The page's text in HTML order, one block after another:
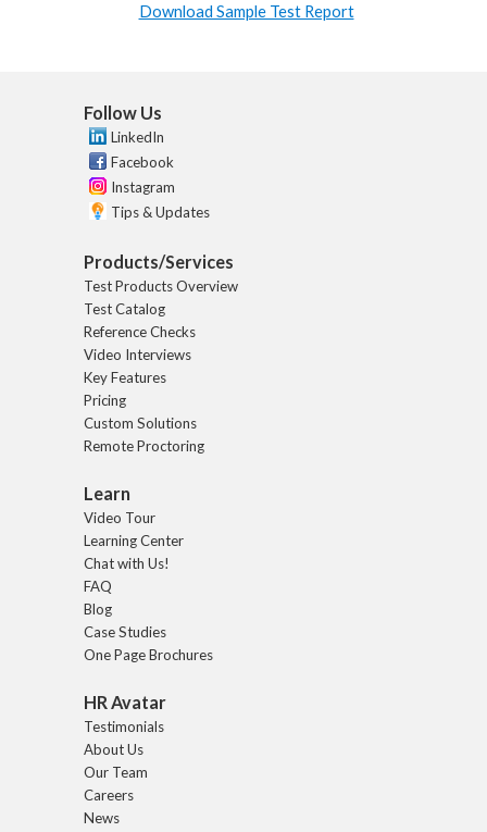
Download Sample Test Report
Follow Us
LinkedIn
Facebook
Instagram
Tips & Updates
Products/Services
Test Products Overview
Test Catalog
Reference Checks
Video Interviews
Key Features
Pricing
Custom Solutions
Remote Proctoring
Learn
Video Tour
Learning Center
Chat with Us!
FAQ
Blog
Case Studies
One Page Brochures
HR Avatar
Testimonials
About Us
Our Team
Careers
News